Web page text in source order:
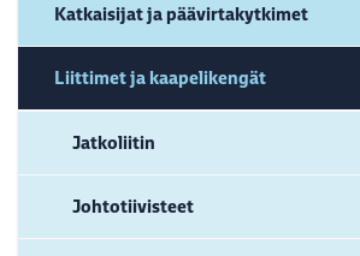
Katkaisijat ja päävirtakytkimet
Liittimet ja kaapelikengät
Jatkoliitin
Johtotiivisteet